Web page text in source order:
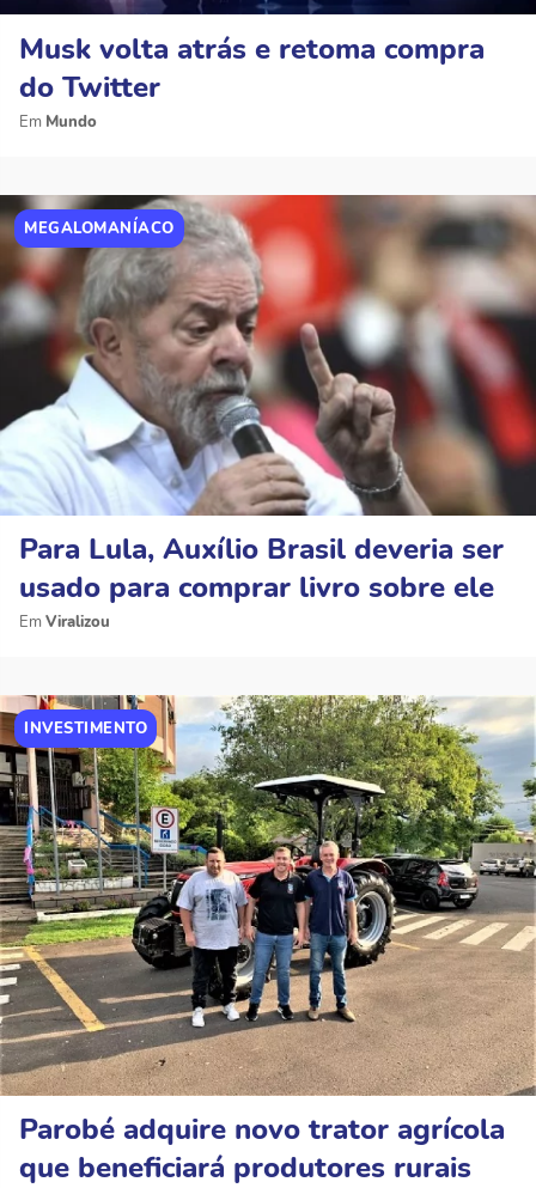
Musk volta atrás e retoma compra
do Twitter
Mundo
MEGALOMANÍACO
Para Lula, Auxílio Brasil deveria ser
usado para comprar livro sobre ele
Viralizou
INVESTIMENTO
Parobé adquire novo trator agrícola
que beneficiará produtores rurais